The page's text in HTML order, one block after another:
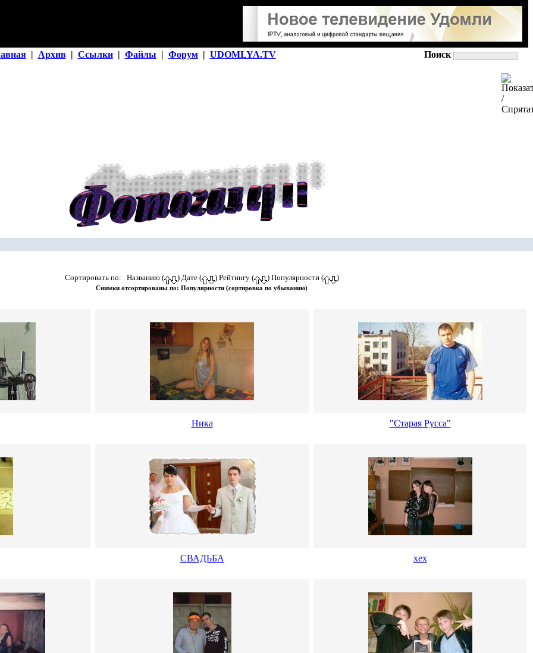
| Архив | Ссылки | Файлы | Форум | UDOMLYA.TV Поиск
Сортировать по: Названию ( ) Дате ( ) Рейтингу ( ) Популярности ( )
Снимки отсортированы по: Популярности (сортировка по убыванию)
Ника "Старая Русса"
СВАДЬБА хех